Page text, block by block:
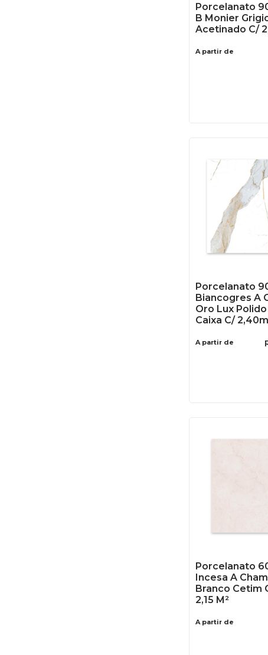
Porcelanato
B Monier
Acetinado C/
A partir de
Porcelanato
Biancogres A
Oro Lux
Caixa C/
A partir de
Porcelanato
Incesa A
Branco Cetim
2,15 M²
A partir de